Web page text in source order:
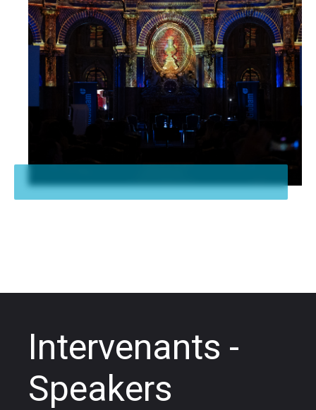
Intervenants -
Speakers